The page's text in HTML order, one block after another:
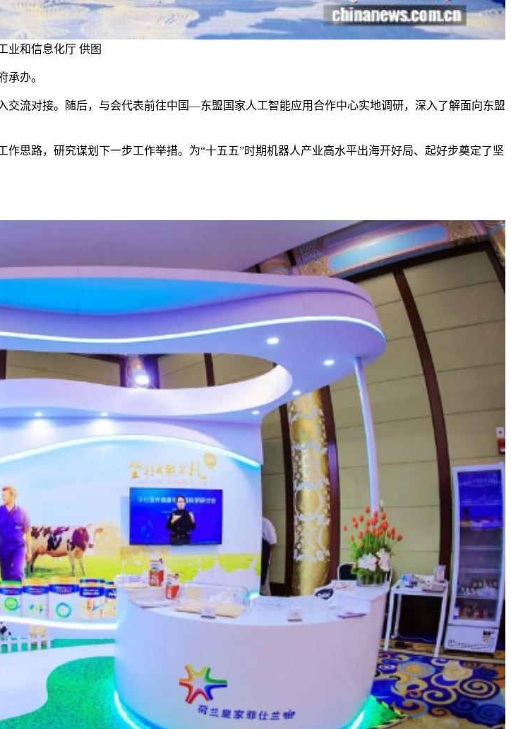
业和信息化厅 供图
办。
流对接。随后，与会代表前往中国—东盟国家人工智能应用合作中心实地调研，深入了解面向东盟
路，研究谋划下一步工作举措。为“十五五”时期机器人产业高水平出海开好局、起好步奠定了坚